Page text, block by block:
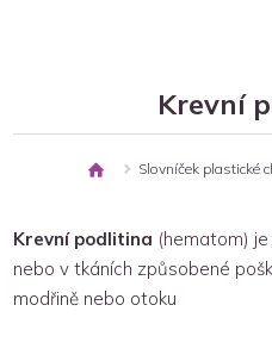
Krevní
Slovníček plastické
Krevní podlitina (hematom)
nebo v tkáních způsobené
modřině nebo otoku